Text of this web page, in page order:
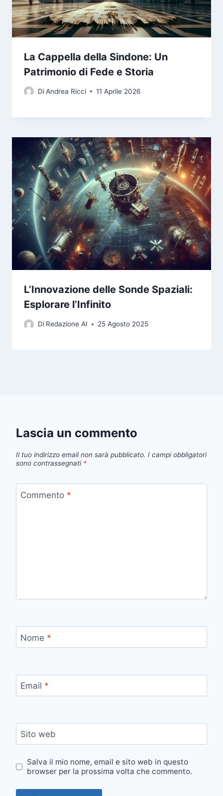
La Cappella della Sindone: Un
Patrimonio di Fede e Storia
DiAndrea Ricci 11 Aprile 2026
L’Innovazione delle Sonde Spaziali:
Esplorare l’Infinito
Di Redazione AI 25 Agosto 2025
Lascia un commento
Il tuo indirizzo email non sarà pubblicato. I campi obbligatori
sono contrassegnati *
Commento *
Nome *
Email *
Sito web
Salva il mio nome, email e sito web in questo
browser per la prossima volta che commento.